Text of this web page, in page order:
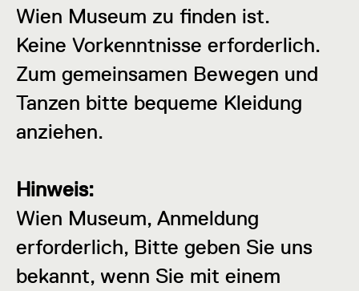
Wien Museum zu finden ist.
Keine Vorkenntnisse erforderlich.
Zum gemeinsamen Bewegen und
Tanzen bitte bequeme Kleidung
anziehen.
Hinweis:
Wien Museum, Anmeldung
erforderlich, Bitte geben Sie uns
bekannt, wenn Sie mit einem